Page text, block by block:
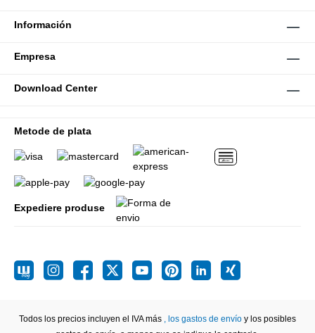
Información
Empresa
Download Center
Metode de plata
Expediere produse
Todos los precios incluyen el IVA más , los gastos de envío y los posibles